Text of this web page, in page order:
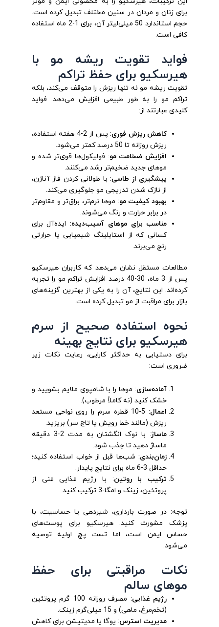
برای زنان و مردان در سنین مختلف تبدیل کرده است.
حجم استاندارد 50 میلی‌لیتر آن، برای 1-2 ماه استفاده
کافی است.
فواید تقویت ریشه مو با
هیرسکیو برای حفظ تراکم
تقویت ریشه مو نه تنها ریزش را متوقف می‌کند، بلکه
تراکم مو را به طور طبیعی افزایش می‌دهد. فواید
کلیدی عبارتند از:
کاهش ریزش فوری
: پس از 2-4 هفته استفاده،
ریزش روزانه تا 50 درصد کمتر می‌شود.
افزایش ضخامت مو: فولیکول‌ها قوی‌تر شده و
موهای جدید ضخیم‌تر رشد می‌کنند.
پیشگیری از طاسی: با طولانی کردن فاز آناژن،
از نازک شدن تدریجی مو جلوگیری می‌کند.
بهبود کیفیت مو: موها نرم‌تر، براق‌تر و مقاوم‌تر
در برابر حرارت و رنگ می‌شوند.
مناسب برای موهای آسیب‌دیده: ایده‌آل برای
کسانی که از استایلینگ شیمیایی یا حرارتی
رنج می‌برند.
مطالعات مستقل نشان می‌دهد که کاربران هیرسکیو
پس از 3 ماه، 30-40 درصد افزایش تراکم مو را تجربه
کرده‌اند. این نتایج، آن را به یکی از بهترین گزینه‌های
بازار برای مراقبت از مو تبدیل کرده است.
نحوه استفاده صحیح از سرم
هیرسکیو برای نتایج بهینه
برای دستیابی به حداکثر کارایی، رعایت نکات زیر
ضروری است:
آماده‌سازی: موها را با شامپوی ملایم بشویید و
خشک کنید (نه کاملاً مرطوب).
اعمال
: 5-10 قطره سرم را روی نواحی مستعد
ریزش (مانند خط رویش یا تاج سر) بریزید.
ماساژ
: با نوک انگشتان به مدت 2-3 دقیقه
ماساژ دهید تا جذب شود.
زمان‌بندی: شب‌ها قبل از خواب استفاده کنید؛
حداقل 3-6 ماه برای نتایج پایدار.
ترکیب با روتین: با رژیم غذایی غنی از
پروتئین، زینک و امگا-3 ترکیب کنید.
توجه: در صورت بارداری، شیردهی یا حساسیت، با
پزشک مشورت کنید. هیرسکیو برای پوست‌های
حساس ایمن است، اما تست پچ اولیه توصیه
می‌شود.
نکات مراقبتی برای حفظ
موهای سالم
رژیم غذایی
: مصرف روزانه 100 گرم پروتئین
(تخم‌مرغ، ماهی) و 15 میلی‌گرم زینک.
مدیریت استرس: یوگا یا مدیتیشن برای کاهش